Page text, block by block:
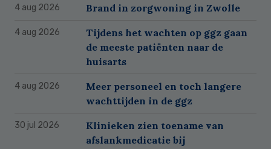
4 aug 2026 Brand in zorgwoning in Zwolle
4 aug 2026
Tijdens het wachten op ggz gaan
de meeste patiënten naar de
huisarts
4 aug 2026
Meer personeel en toch langere
wachttijden in de ggz
30 jul 2026
Klinieken zien toename van
afslankmedicatie bij